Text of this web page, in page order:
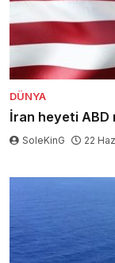
DÜNYA
İran heyeti ABD
SoleKinG 22